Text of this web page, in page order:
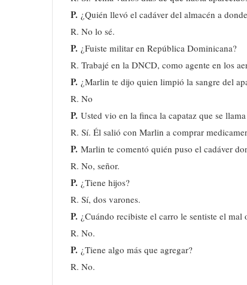
P. ¿Quién llevó el cadáver del almacén a
R. No lo sé.
P. ¿Fuiste militar en República Dominicana?
R. Trabajé en la DNCD, como agente en los
P. ¿Marlin te dijo quien limpió la sangre del
R. No
P. Usted vio en la finca la capataz que se
R. Sí. Él salió con Marlin a comprar
P. Marlin te comentó quién puso el cadáver
R. No, señor.
P. ¿Tiene hijos?
R. Sí, dos varones.
P. ¿Cuándo recibiste el carro le sentiste el mal
R. No.
P. ¿Tiene algo más que agregar?
R. No.